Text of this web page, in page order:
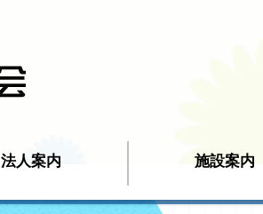
法人案内 施設案内